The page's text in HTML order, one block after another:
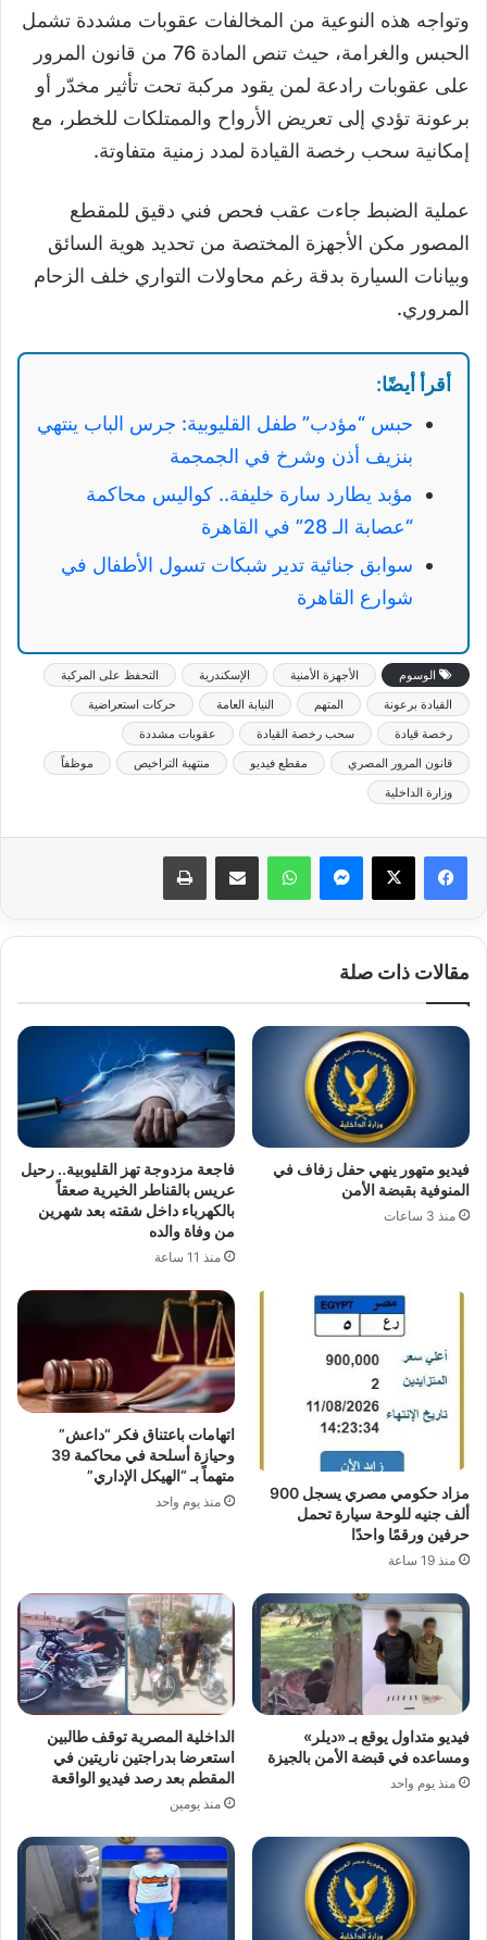
وتواجه هذه النوعية من المخالفات عقوبات مشددة تشمل
الحبس والغرامة، حيث تنص المادة 76 من قانون المرور
على عقوبات رادعة لمن يقود مركبة تحت تأثير مخدّر أو
برعونة تؤدي إلى تعريض الأرواح والممتلكات للخطر، مع
إمكانية سحب رخصة القيادة لمدد زمنية متفاوتة.
عملية الضبط جاءت عقب فحص فني دقيق للمقطع
المصور مكن الأجهزة المختصة من تحديد هوية السائق
وبيانات السيارة بدقة رغم محاولات التواري خلف الزحام
المروري.
أقرأ أيضًا:
حبس “مؤدب” طفل القليوبية: جرس الباب ينتهي
بنزيف أذن وشرخ في الجمجمة
مؤبد يطارد سارة خليفة.. كواليس محاكمة
“عصابة الـ 28” في القاهرة
سوابق جنائية تدير شبكات تسول الأطفال في
شوارع القاهرة
الوسوم الأجهزة الأمنية الإسكندرية
التحفظ على المركبة
القيادة برعونة
المتهم النيابة العامة
حركات استعراضية
رخصة قيادة
سحب رخصة القيادة
عقوبات مشددة
قانون المرور المصري
مقطع فيديو منتهية التراخيص
موظفاً
وزارة الداخلية
ماسنجر واتساب مشاركة عبر البريد طباعة
مقالات ذات صلة
فيديو متهور ينهي حفل زفاف في
المنوفية بقبضة الأمن
منذ 3 ساعات
فاجعة مزدوجة تهز القليوبية.. رحيل
عريس بالقناطر الخيرية صعقاً
بالكهرباء داخل شقته بعد شهرين
من وفاة والده
منذ 11 ساعة
مزاد حكومي مصري يسجل 900
ألف جنيه للوحة سيارة تحمل
حرفين ورقمًا واحدًا
منذ 19 ساعة
اتهامات باعتناق فكر “داعش”
وحيازة أسلحة في محاكمة 39
متهماً بـ “الهيكل الإداري”
منذ يوم واحد
فيديو متداول يوقع بـ «ديلر»
ومساعده في قبضة الأمن بالجيزة
منذ يوم واحد
الداخلية المصرية توقف طالبين
استعرضا بدراجتين ناريتين في
المقطم بعد رصد فيديو الواقعة
منذ يومين